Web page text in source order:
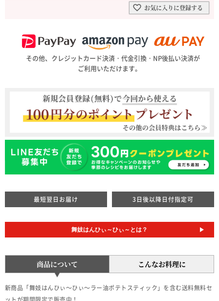
お気に入りに登録する
その他、クレジットカード決済・代金引換・NP後払い決済が
ご利用いただけます。
最短翌日お届け 3日後以降日付指定可
舞妓はんひぃ～ひぃ～とは？
商品について こんなお料理に
新商品「舞妓はんひぃ～ひぃ～ラー油ポテトスティック」を含む送料無料セ
ットが期間限定で販売中！